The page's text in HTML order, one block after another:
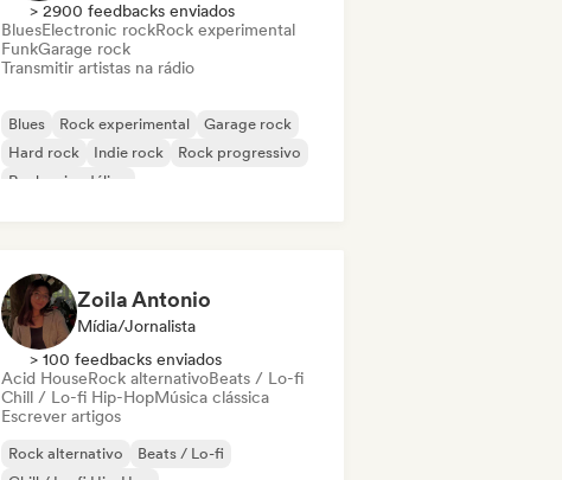
> 2900 feedbacks enviados
BluesElectronic rockRock experimental
FunkGarage rock
Transmitir artistas na rádio
Blues Rock experimental
Garage rock
Hard rock
Indie rock
Rock progressivo
Rock psicodélico
Zoila Antonio
Mídia/Jornalista
> 100 feedbacks enviados
Acid HouseRock alternativoBeats / Lo-fi
Chill / Lo-fi Hip-HopMúsica clássica
Escrever artigos
Rock alternativo
Beats / Lo-fi